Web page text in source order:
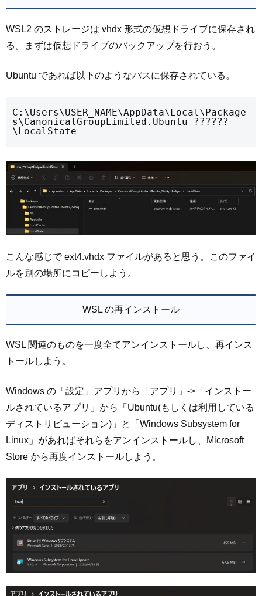
WSL2 のストレージは vhdx 形式の仮想ドライブに保存され
る。まずは仮想ドライブのバックアップを行おう。
Ubuntu であれば以下のようなパスに保存されている。
C:\Users\USER_NAME\AppData\Local\Package
s\CanonicalGroupLimited.Ubuntu_??????
\LocalState
こんな感じで ext4.vhdx ファイルがあると思う。このファイ
ルを別の場所にコピーしよう。
WSL の再インストール
WSL 関連のものを一度全てアンインストールし、再インス
トールしよう。
Windows の「設定」アプリから「アプリ」->「インストー
ルされているアプリ」から「Ubuntu(もしくは利用している
ディストリビューション)」と「Windows Subsystem for
Linux」があればそれらをアンインストールし、Microsoft
Store から再度インストールしよう。